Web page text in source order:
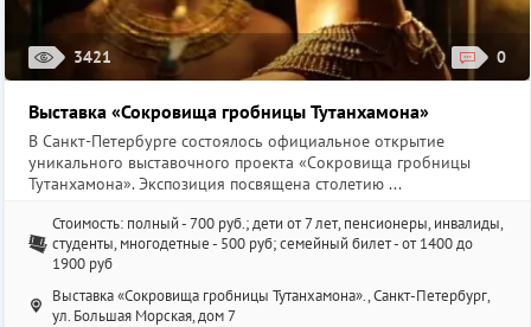
3421 0
Выставка «Сокровища гробницы Тутанхамона»
В Санкт-Петербурге состоялось официальное открытие
уникального выставочного проекта «Сокровища гробницы
Тутанхамона». Экспозиция посвящена столетию ...
Стоимость: полный - 700 руб.; дети от 7 лет, пенсионеры, инвалиды,
студенты, многодетные - 500 руб; семейный билет - от 1400 до
1900 руб
Выставка «Сокровища гробницы Тутанхамона»., Санкт-Петербург,
ул. Большая Морская, дом 7